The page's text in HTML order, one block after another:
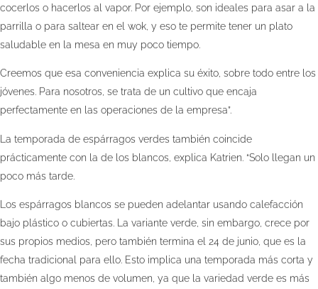
cocerlos o hacerlos al vapor. Por ejemplo, son ideales para asar a la
parrilla o para saltear en el wok, y eso te permite tener un plato
saludable en la mesa en muy poco tiempo.
Creemos que esa conveniencia explica su éxito, sobre todo entre los
jóvenes. Para nosotros, se trata de un cultivo que encaja
perfectamente en las operaciones de la empresa”.
La temporada de espárragos verdes también coincide
prácticamente con la de los blancos, explica Katrien. “Solo llegan un
poco más tarde.
Los espárragos blancos se pueden adelantar usando calefacción
bajo plástico o cubiertas. La variante verde, sin embargo, crece por
sus propios medios, pero también termina el 24 de junio, que es la
fecha tradicional para ello. Esto implica una temporada más corta y
también algo menos de volumen, ya que la variedad verde es más